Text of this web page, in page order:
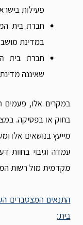
פעילות
חברת בית
במדינת
חברת בית
שאיננה
במקרים אלו, פעמים
בחוק או בפסיקה.
מייעץ בנושאים אלו
עמדה וגיבוי בחוות
מקדמית מול רשות
התנאים המצטברים
בית: